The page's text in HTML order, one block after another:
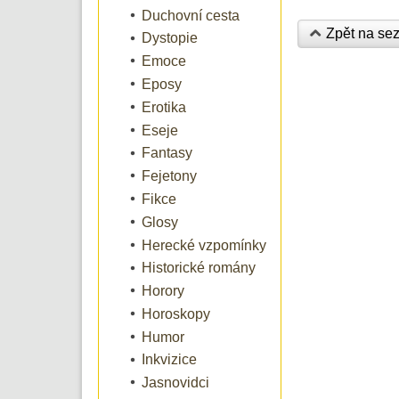
Duchovní cesta
Dystopie
Emoce
Eposy
Erotika
Eseje
Fantasy
Fejetony
Fikce
Glosy
Herecké vzpomínky
Historické romány
Horory
Horoskopy
Humor
Inkvizice
Jasnovidci
Zpět na